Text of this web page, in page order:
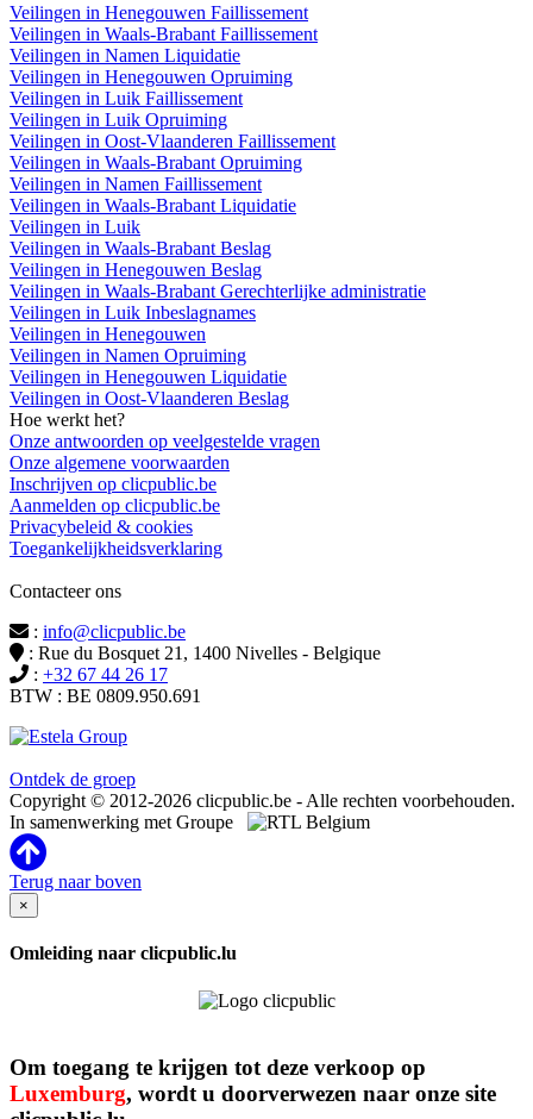
Veilingen in Henegouwen Faillissement
Veilingen in Waals-Brabant Faillissement
Veilingen in Namen Liquidatie
Veilingen in Henegouwen Opruiming
Veilingen in Luik Faillissement
Veilingen in Luik Opruiming
Veilingen in Oost-Vlaanderen Faillissement
Veilingen in Waals-Brabant Opruiming
Veilingen in Namen Faillissement
Veilingen in Waals-Brabant Liquidatie
Veilingen in Luik
Veilingen in Waals-Brabant Beslag
Veilingen in Henegouwen Beslag
Veilingen in Waals-Brabant Gerechterlijke administratie
Veilingen in Luik Inbeslagnames
Veilingen in Henegouwen
Veilingen in Namen Opruiming
Veilingen in Henegouwen Liquidatie
Veilingen in Oost-Vlaanderen Beslag
Hoe werkt het?
Onze antwoorden op veelgestelde vragen
Onze algemene voorwaarden
Inschrijven op clicpublic.be
Aanmelden op clicpublic.be
Privacybeleid & cookies
Toegankelijkheidsverklaring
Contacteer ons
: info@clicpublic.be
: Rue du Bosquet 21, 1400 Nivelles - Belgique
: +32 67 44 26 17
BTW : BE 0809.950.691
Ontdek de groep
Copyright © 2012-2026 clicpublic.be - Alle rechten voorbehouden.
In samenwerking met Groupe
Terug naar boven
×
Omleiding naar clicpublic.lu
Om toegang te krijgen tot deze verkoop op
Luxemburg, wordt u doorverwezen naar onze site